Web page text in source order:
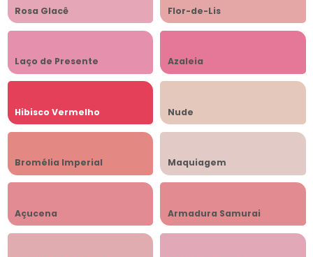
Rosa Glacê Flor-de-Lis
Laço de Presente Azaleia
Hibisco Vermelho Nude
Bromélia Imperial Maquiagem
Açucena Armadura Samurai